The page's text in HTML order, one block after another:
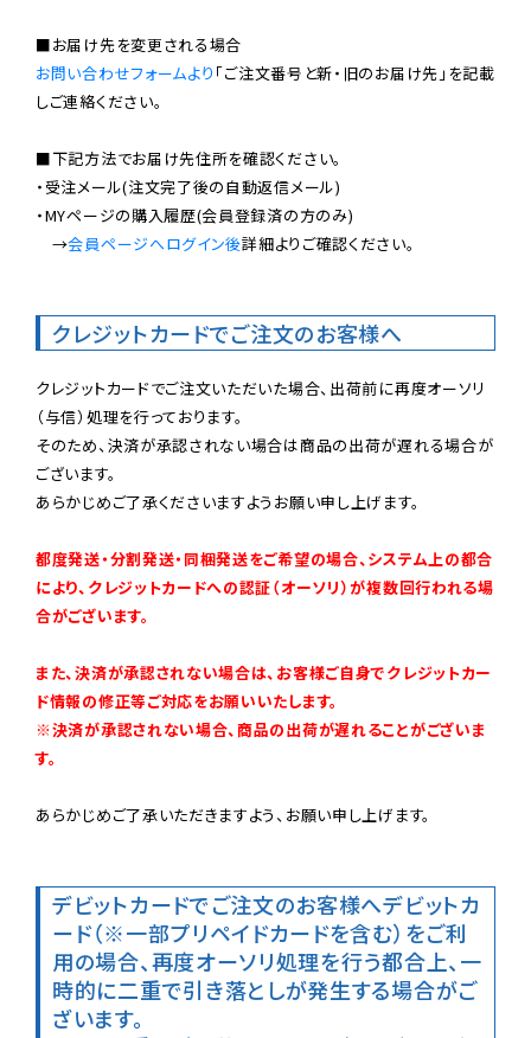
お問い合わせフォームより 「ご注文番号と新・旧のお届け先」を記載
しご連絡ください。
■下記方法でお届け先住所を確認ください。
・受注メール(注文完了後の自動返信メール)
・MYページの購入履歴(会員登録済の方のみ)
→会員ページへログイン後詳細よりご確認ください。
クレジットカードでご注文のお客様へ
クレジットカードでご注文いただいた場合、出荷前に再度オーソリ
（与信）処理を行っております。
そのため、決済が承認されない場合は商品の出荷が遅れる場合が
ございます。
あらかじめご了承くださいますようお願い申し上げます。
都度発送・分割発送・同梱発送をご希望の場合、システム上の都合
により、クレジットカードへの認証（オーソリ）が複数回行われる場
合がございます。
また、決済が承認されない場合は、お客様ご自身でクレジットカー
ド情報の修正等ご対応をお願いいたします。
※決済が承認されない場合、商品の出荷が遅れることがございま
す。
あらかじめご了承いただきますよう、お願い申し上げます。
デビットカードでご注文のお客様へデビットカ
ード（※一部プリペイドカードを含む）をご利
用の場合、再度オーソリ処理を行う都合上、一
時的に二重で引き落としが発生する場合がご
ざいます。